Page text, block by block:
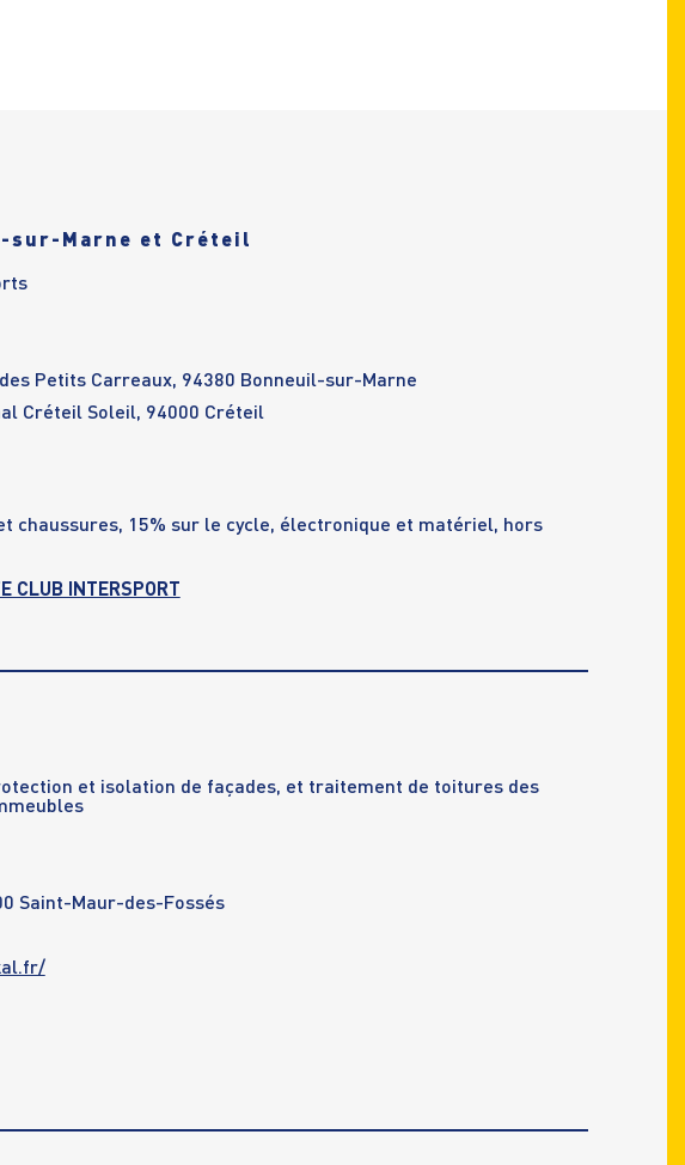
sur-Marne et Créteil
des Petits Carreaux, 94380 Bonneuil-sur-Marne
Créteil Soleil, 94000 Créteil
chaussures, 15% sur le cycle, électronique et matériel, hors
CLUB INTERSPORT
et isolation de façades, et traitement de toitures des
Saint-Maur-des-Fossés